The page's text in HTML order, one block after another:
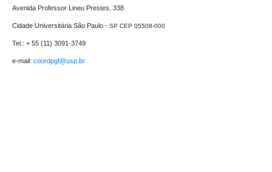
Avenida Professor Lineu Prestes, 338
Cidade Universitária São Paulo - SP CEP 05508-000
Tel.: + 55 (11) 3091-3749
e-mail: coordpgf@usp.br